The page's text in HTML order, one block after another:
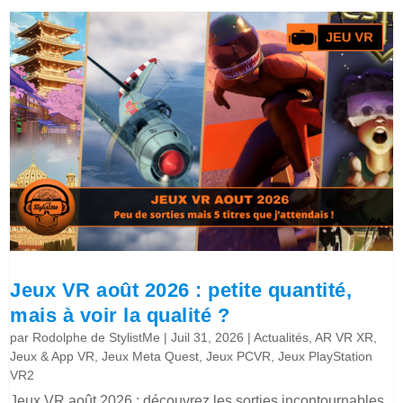
Jeux VR août 2026 : petite quantité,
mais à voir la qualité ?
par Rodolphe de StylistMe |Juil 31, 2026 |Actualités ,AR VR XR
Jeux & App VR ,Jeux Meta Quest ,Jeux PCVR ,Jeux PlayStation
VR2